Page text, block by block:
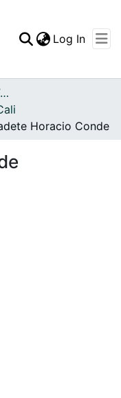
Statistics
Log In
Archivo del Patrimonio Fotográfico y Fílmico del Valle del Cauca
Horacio Conde